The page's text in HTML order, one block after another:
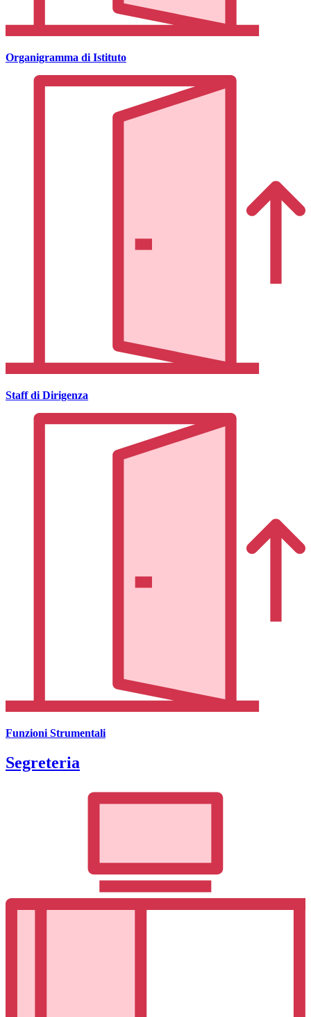
Organigramma di Istituto
Staff di Dirigenza
Funzioni Strumentali
Segreteria